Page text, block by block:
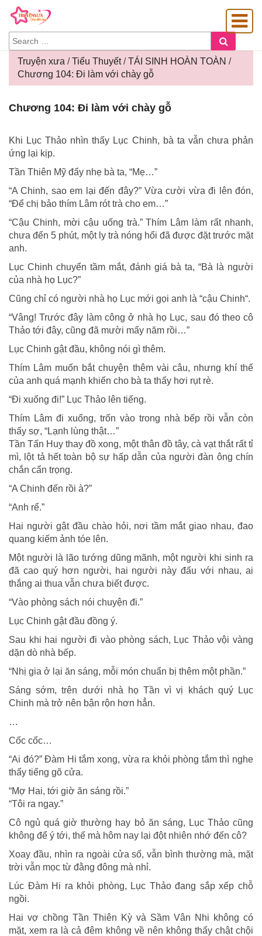
SEARCH
FOR:
Truyện xưa /Tiểu Thuyết/TÁI SINH HOÀN TOÀN /
Chương 104: Đi làm với chày gỗ
104:
làm
gỗ
Chương 104: Đi làm với chày gỗ
Khi Lục Thảo nhìn thấy Lục Chinh, bà ta vẫn chưa phản
ứng lại kịp.
Tần Thiên Mỹ đẩy nhẹ bà ta, “Mẹ…”
“A Chinh, sao em lại đến đây?” Vừa cười vừa đi lên đón,
“Để chị bảo thím Lâm rót trà cho em…”
“Cậu Chinh, mời cậu uống trà.” Thím Lâm làm rất nhanh,
chưa đến 5 phút, một ly trà nóng hổi đã được đặt trước mặt
anh.
Lục Chinh chuyển tầm mắt, đánh giá bà ta, “Bà là người
của nhà họ Lục?”
Cũng chỉ có người nhà họ Lục mới gọi anh là “cậu Chinh“.
“Vâng! Trước đây làm công ở nhà họ Lục, sau đó theo cô
Thảo tới đây, cũng đã mười mấy năm rồi…”
Lục Chinh gật đầu, không nói gì thêm.
Thím Lâm muốn bắt chuyện thêm vài câu, nhưng khí thế
của anh quá mạnh khiến cho bà ta thấy hơi rụt rè.
“Đi xuống đi!” Lục Thảo lên tiếng.
Thím Lâm đi xuống, trốn vào trong nhà bếp rồi vẫn còn
thấy sợ, “Lạnh lùng thật…”
Tần Tấn Huy thay đồ xong, một thân đồ tây, cà vạt thắt rất tỉ
mì, lột tả hết toàn bộ sự hấp dẫn của người đàn ông chín
chắn cẩn trọng.
“A Chinh đến rồi à?”
“Anh rể.”
Hai người gật đầu chào hỏi, nơi tầm mắt giao nhau, đao
quang kiếm ảnh tóe lên.
Một người là lão tướng dũng mãnh, một người khi sinh ra
đã cao quý hơn người, hai người này đấu với nhau, ai
thắng ai thua vẫn chưa biết được.
“Vào phòng sách nói chuyện đi.”
Lục Chinh gật đầu đồng ý.
Sau khi hai người đi vào phòng sách, Lục Thảo vội vàng
dặn dò nhà bếp.
“Nhị gia ở lại ăn sáng, mỗi món chuẩn bị thêm một phần.”
Sáng sớm, trên dưới nhà họ Tần vì vị khách quý Lục
Chinh mà trở nên bận rộn hơn hẳn.
…
Cốc cốc…
“Ai đó?” Đàm Hi tắm xong, vừa ra khỏi phòng tắm thì nghe
thấy tiếng gõ cửa.
“Mợ Hai, tới giờ ăn sáng rồi.”
“Tôi ra ngay.”
Cô ngủ quá giờ thường hay bỏ ăn sáng, Lục Thảo cũng
không để ý tới, thế mà hôm nay lại đột nhiên nhớ đến cô?
Xoay đầu, nhìn ra ngoài cửa số, vẫn bình thường mà, mặt
trời vẫn mọc từ đằng đông mà nhỉ.
Lúc Đàm Hi ra khỏi phòng, Lục Thảo đang sắp xếp chỗ
ngồi.
Hai vợ chồng Tần Thiên Kỳ và Sầm Vân Nhi không có
mặt, xem ra là cả đêm không về nên không thấy chật chội